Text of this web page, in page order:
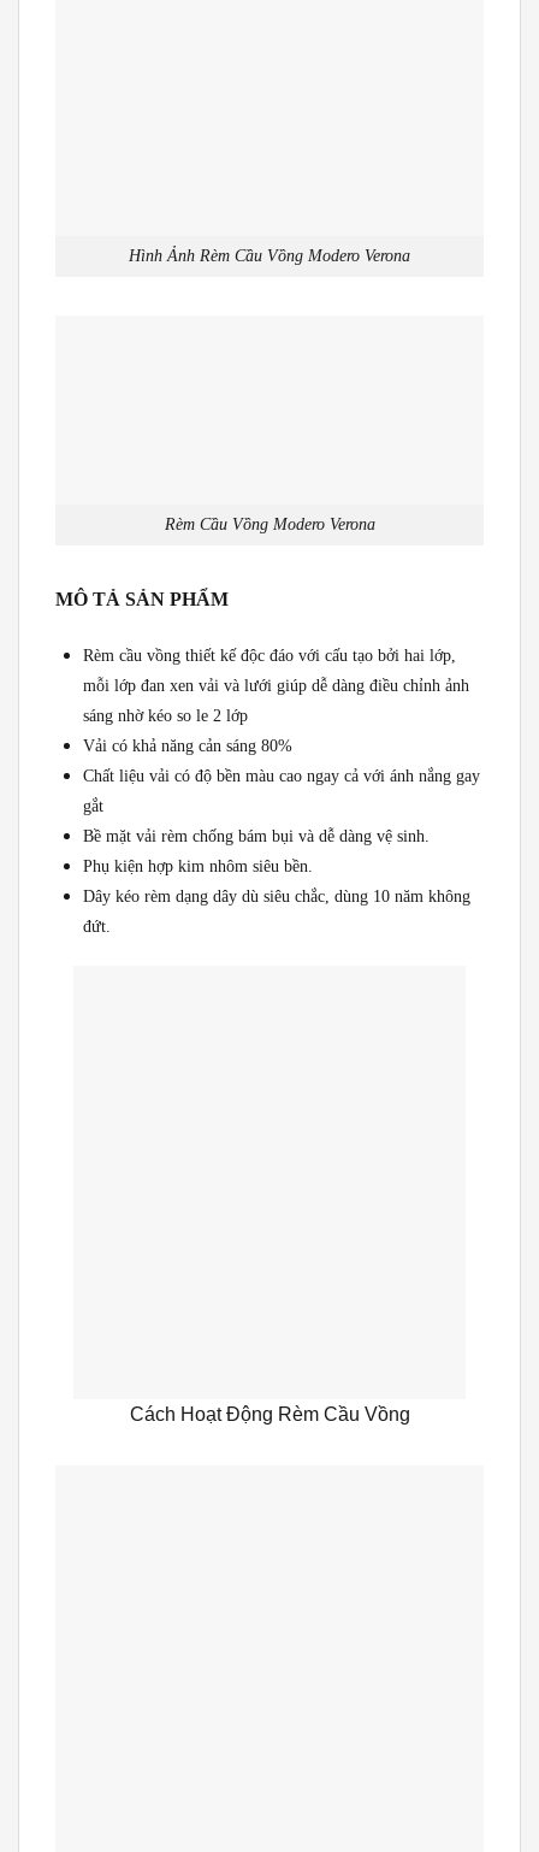
Hình Ảnh Rèm Cầu Vồng Modero Verona
Rèm Cầu Vồng Modero Verona
MÔ TẢ SẢN PHẨM
Rèm cầu vồng thiết kế độc đáo với cấu tạo bởi hai lớp,
mỗi lớp đan xen vải và lưới giúp dễ dàng điều chỉnh ảnh
sáng nhờ kéo so le 2 lớp
Vải có khả năng cản sáng 80%
Chất liệu vải có độ bền màu cao ngay cả với ánh nắng gay
gắt
Bề mặt vải rèm chống bám bụi và dễ dàng vệ sinh.
Phụ kiện hợp kim nhôm siêu bền.
Dây kéo rèm dạng dây dù siêu chắc, dùng 10 năm không
đứt.
Cách Hoạt Động Rèm Cầu Vồng